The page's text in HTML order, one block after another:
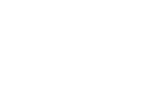
ứng nhiều nhu cầu sử dụng
tráng miệng cao cấp